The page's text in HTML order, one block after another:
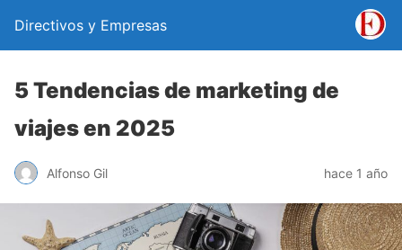
Directivos y Empresas
5 Tendencias de marketing de
viajes en 2025
Alfonso Gil hace 1 año